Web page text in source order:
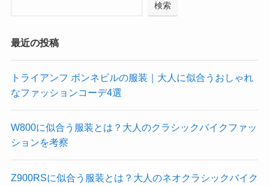
検索
最近の投稿
トライアンフ ボンネビルの服装｜大人に似合うおしゃれ
なファッションコーデ4選
W800に似合う服装とは？大人のクラシックバイクファッ
ションを考察
Z900RSに似合う服装とは？大人のネオクラシックバイク